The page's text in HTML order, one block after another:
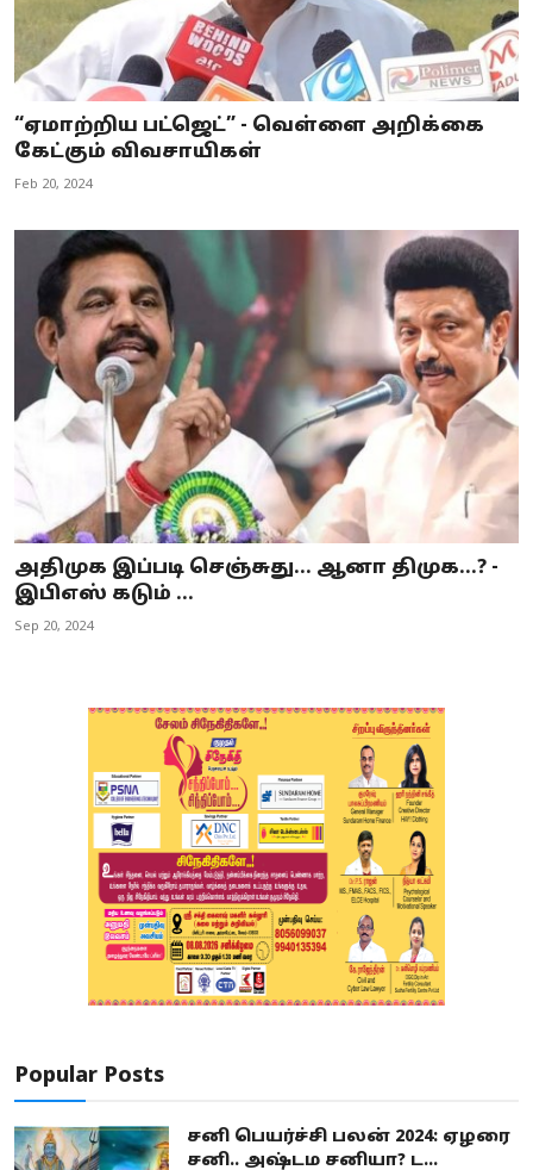
“ஏமாற்றிய பட்ஜெட்” - வெள்ளை அறிக்கை
கேட்கும் விவசாயிகள்
Feb 20, 2024
அதிமுக இப்படி செஞ்சுது... ஆனா திமுக...? -
இபிஎஸ் கடும் ...
Sep 20, 2024
Popular Posts
சனி பெயர்ச்சி பலன் 2024: ஏழரை
சனி.. அஷ்டம சனியா? ட...